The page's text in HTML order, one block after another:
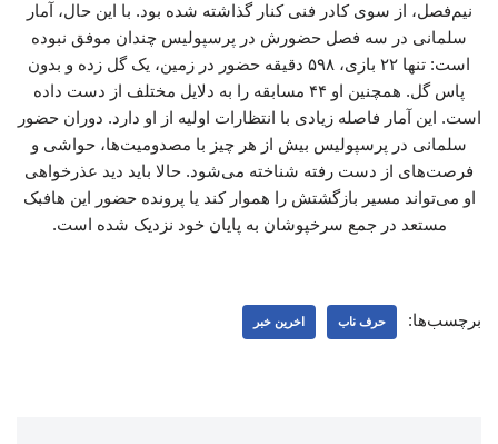
نیم‌فصل، از سوی کادر فنی کنار گذاشته شده بود. با این حال، آمار
سلمانی در سه فصل حضورش در پرسپولیس چندان موفق نبوده
است: تنها ۲۲ بازی، ۵۹۸ دقیقه حضور در زمین، یک گل زده و بدون
پاس گل. همچنین او ۴۴ مسابقه را به دلایل مختلف از دست داده
است. این آمار فاصله زیادی با انتظارات اولیه از او دارد. دوران حضور
سلمانی در پرسپولیس بیش از هر چیز با مصدومیت‌ها، حواشی و
فرصت‌های از دست رفته شناخته می‌شود. حالا باید دید عذرخواهی
او می‌تواند مسیر بازگشتش را هموار کند یا پرونده حضور این هافبک
مستعد در جمع سرخپوشان به پایان خود نزدیک شده است.
برچسب‌ها: حرف ناب اخرین خبر